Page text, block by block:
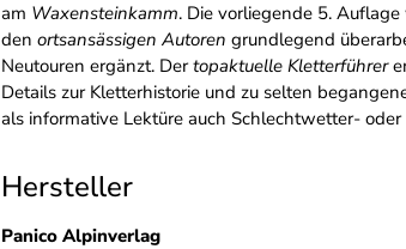
am Waxensteinkamm. Die vorliegende 5.
denortsansässigen Autoren grundlegend
Neutouren ergänzt. Dertopaktuelle Kletterführer
Details zur Kletterhistorie und zu selten
als informative Lektüre auch Schlechtwetter-
Hersteller
Panico Alpinverlag